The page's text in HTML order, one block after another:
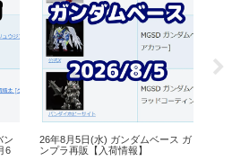
ン
6
26年8月5日(水) ガンダムベース ガ
ンプラ再販【入荷情報】